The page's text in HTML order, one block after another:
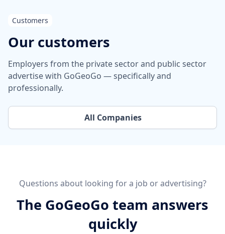
Customers
Our customers
Employers from the private sector and public sector
advertise with GoGeoGo — specifically and
professionally.
All Companies
Questions about looking for a job or advertising?
The GoGeoGo team answers
quickly